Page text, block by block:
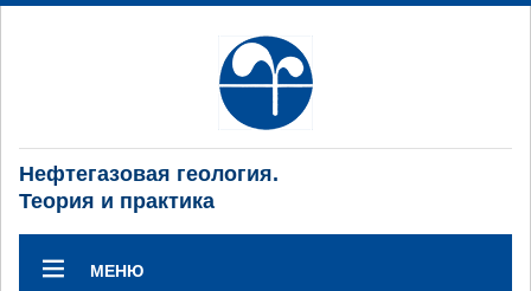
Нефтегазовая геология.
Теория и практика
МЕНЮ